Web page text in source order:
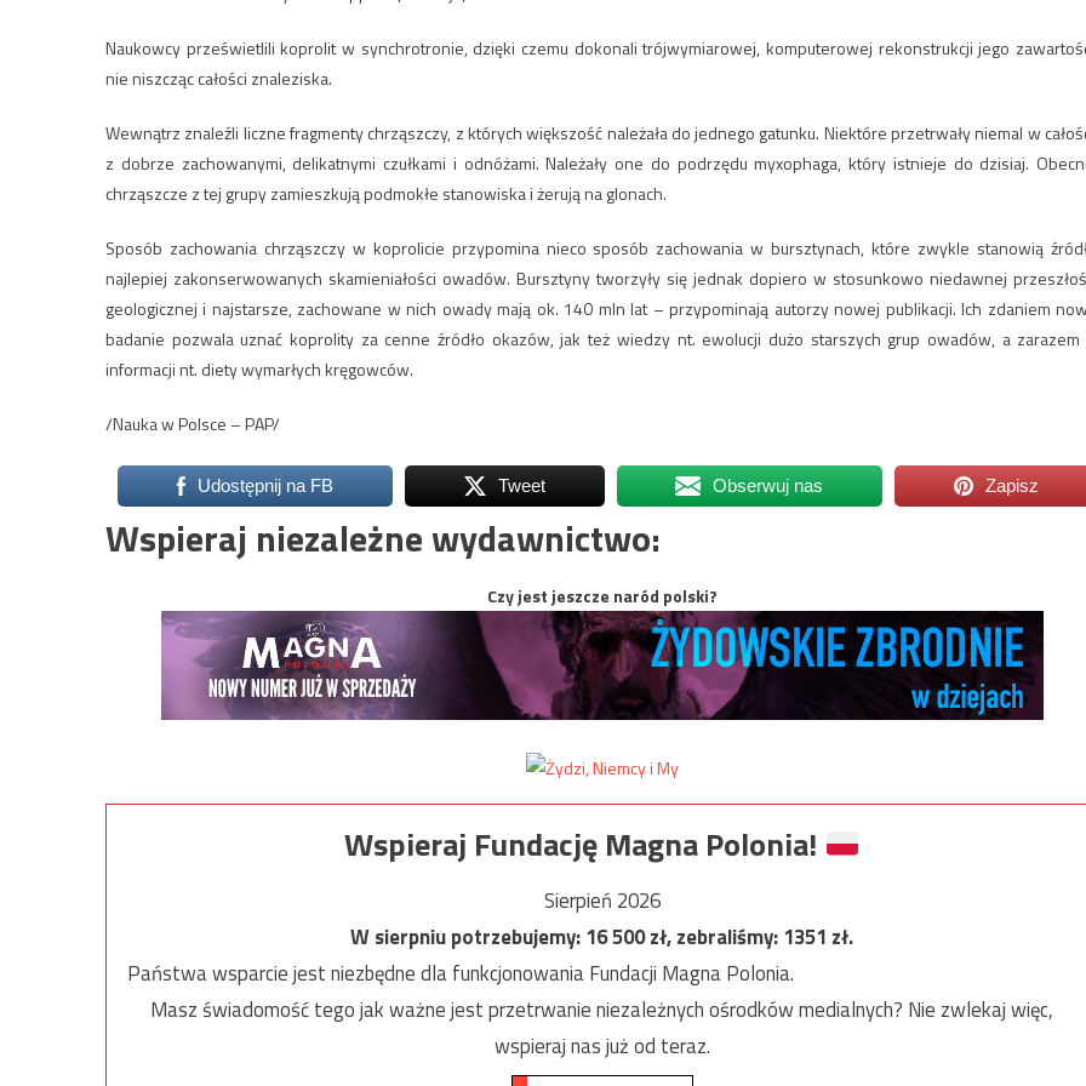
Naukowcy prześwietlili koprolit w synchrotronie, dzięki czemu dokonali trójwymiarowej, komputerowej rekonstrukcji jego
nie niszcząc całości znaleziska.
Wewnątrz znaleźli liczne fragmenty chrząszczy, z których większość należała do jednego gatunku. Niektóre przetrwały niemal w
z dobrze zachowanymi, delikatnymi czułkami i odnóżami. Należały one do podrzędu myxophaga, który istnieje do dzisiaj.
chrząszcze z tej grupy zamieszkują podmokłe stanowiska i żerują na glonach.
Sposób zachowania chrząszczy w koprolicie przypomina nieco sposób zachowania w bursztynach, które zwykle stanowią
najlepiej zakonserwowanych skamieniałości owadów. Bursztyny tworzyły się jednak dopiero w stosunkowo niedawnej
geologicznej i najstarsze, zachowane w nich owady mają ok. 140 mln lat – przypominają autorzy nowej publikacji. Ich zdaniem
badanie pozwala uznać koprolity za cenne źródło okazów, jak też wiedzy nt. ewolucji dużo starszych grup owadów, a
informacji nt. diety wymarłych kręgowców.
/Nauka w Polsce – PAP/
Udostępnij na FB Tweet Obserwuj nas Zapisz
Wspieraj niezależne wydawnictwo:
Czy jest jeszcze naród polski?
Wspieraj Fundację Magna Polonia!
Sierpień 2026
W sierpniu potrzebujemy:16 500zł, zebraliśmy:1351 zł.
Państwa wsparcie jest niezbędne dla funkcjonowania Fundacji Magna Polonia.
Masz świadomość tego jak ważne jest przetrwanie niezależnych ośrodków medialnych? Nie zwlekaj więc,
wspieraj nas już od teraz.